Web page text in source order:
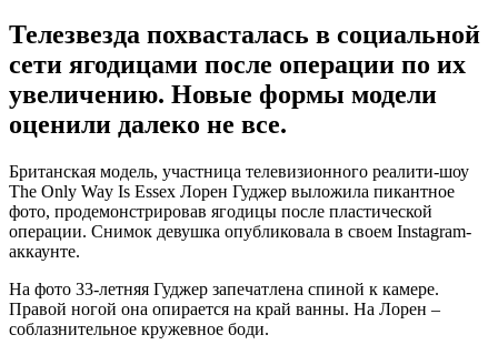
Телезвезда похвасталась в социальной
сети ягодицами после операции по их
увеличению. Новые формы модели
оценили далеко не все.
Британская модель, участница телевизионного реалити-шоу
The Only Way Is Essex Лорен Гуджер выложила пикантное
фото, продемонстрировав ягодицы после пластической
операции. Снимок девушка опубликовала в своем Instagram-
аккаунте.
На фото 33-летняя Гуджер запечатлена спиной к камере.
Правой ногой она опирается на край ванны. На Лорен –
соблазнительное кружевное боди.